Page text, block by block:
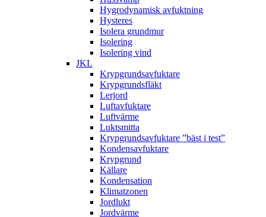
Hygrodynamisk avfuktning
Hysteres
Isolera grundmur
Isolering
Isolering vind
JKL
Krypgrundsavfuktare
Krypgrundsfläkt
Lerjord
Luftavfuktare
Luftvärme
Luktsmitta
Krypgrundsavfuktare ”bäst i test”
Kondensavfuktare
Krypgrund
Källare
Kondensation
Klimatzonen
Jordlukt
Jordvärme